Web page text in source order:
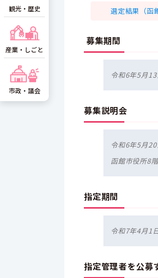
選定結果（函
募集期間
令和6年5月13
募集説明会
令和6年5月
函館市役所8
指定期間
令和7年4月1
指定管理者を公募
観光・歴史
産業・しごと
市政・議会